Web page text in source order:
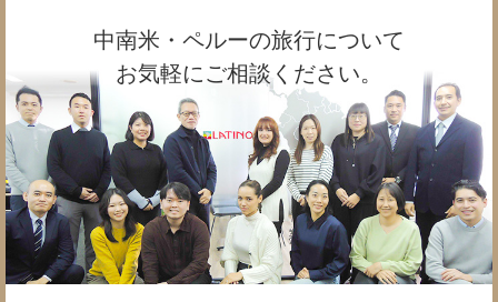
中南米・ペルーの旅行について
お気軽にご相談ください。